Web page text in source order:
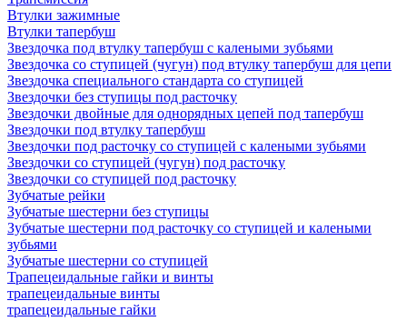
Втулки зажимные
Втулки тапербуш
Звездочка под втулку тапербуш c калеными зубьями
Звездочка со ступицей (чугун) под втулку тапербуш для цепи
Звездочка специального стандарта со ступицей
Звездочки без ступицы под расточку
Звездочки двойные для однорядных цепей под тапербуш
Звездочки под втулку тапербуш
Звездочки под расточку со ступицей с калеными зубьями
Звездочки со ступицей (чугун) под расточку
Звездочки со ступицей под расточку
Зубчатые рейки
Зубчатые шестерни без ступицы
Зубчатые шестерни под расточку со ступицей и калеными
зубьями
Зубчатые шестерни со ступицей
Трапецеидальные гайки и винты
трапецеидальные винты
трапецеидальные гайки